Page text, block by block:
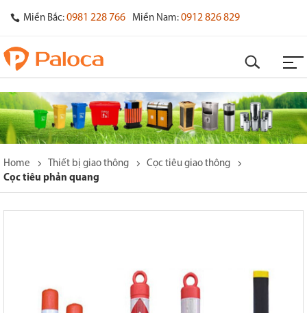
Miền Bắc: 0981 228 766 Miền Nam: 0912 826 829
Home Thiết bị giao thông
Cọc tiêu giao thông
Cọc tiêu phản quang